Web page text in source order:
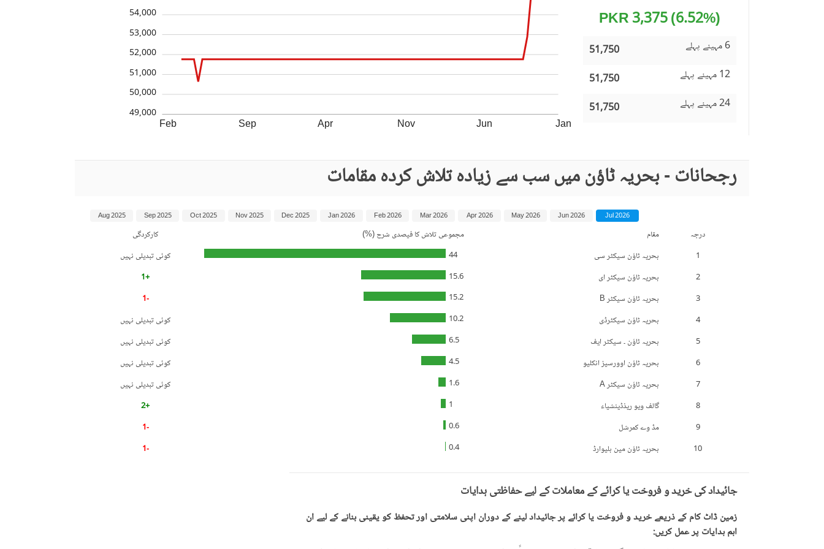
(6.52%) 3,375 PKR
6 مہینے پہلے
51,750
12 مہینے پہلے
51,750
24 مہینے پہلے
51,750
Feb Sep Apr Nov Jun Jan
49,000
50,000
51,000
52,000
53,000
54,000
رجحانات - بحریہ ٹاؤن میں سب سے زیادہ تلاش کردہ مقامات
درجہ مقام مجموعی تلاش کا فیصدی شرح (%)
کارکردگی
1
بحریہ ٹاؤن سیکٹر سی 44
کوئی تبدیلی نہیں
2
بحریہ ٹاؤن سیکٹر ای 15.6
+1
3
بحریہ ٹاؤن سیکٹر B 15.2
-1
4
بحریہ ٹاؤن سیکٹرڈی 10.2
کوئی تبدیلی نہیں
5
بحریہ ٹاؤن ۔ سیکٹر ایف 6.5
کوئی تبدیلی نہیں
6
بحریہ ٹاؤن اوورسیز انکلیو 4.5
کوئی تبدیلی نہیں
7
بحریہ ٹاؤن سیکٹر A 1.6
کوئی تبدیلی نہیں
8
گالف ویو ریذڈینشیاء 1
+2
9
مڈ وے کمرشل 0.6
-1
10
بحریہ ٹاؤن مین بلیوارڈ 0.4
-1
Jul 2026
Jun 2026
May 2026
Apr 2026
Mar 2026
Feb 2026
Jan 2026
Dec 2025
Nov 2025
Oct 2025
Sep 2025
Aug 2025
جائیداد کی خرید و فروخت یا کرائے کے معاملات کے لیے حفاظتی ہدایات
زمین ڈاٹ کام کے ذریعے خرید و فروخت یا کرائے پر جائیداد لینے کے دوران اپنی سلامتی اور تحفظ کو یقینی بنانے کے لیے ان
اہم ہدایات پر عمل کریں: